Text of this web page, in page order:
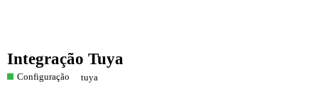
Integração Tuya
Configuração tuya